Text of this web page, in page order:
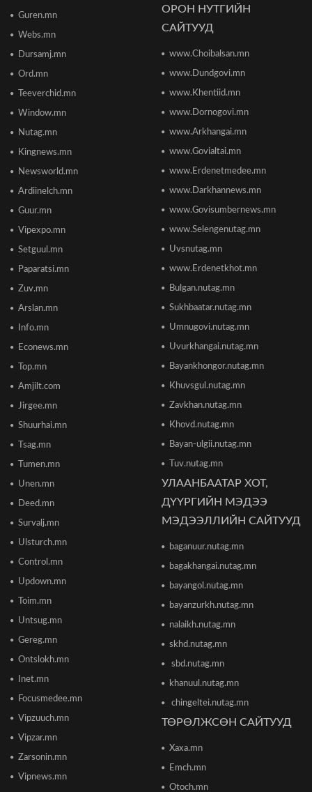
2026/06/19 10:17
Сонсголгүй төрийн СОНСГОЛ-2
Монгол Улсын дэлхийд өрсөлдөх чадвар 75
ТӨВҮҮДИЙН БАЙРШИЛ
2026/06/17 12:20
Отгонтэнгэр хайрханы тахилгад оролцохоор
ирж буй иргэдийн анхааралд
2026/06/16 15:28
Парламент хар тамхины хэргийн ялын
2026/06/16 15:49
Ши Жиньпин Монголд айлчилна
"The MongolZ" баг IEM Cologne Major-2026
тэмцээнийг гуравдугаар шатнаас өндөрлүүллээ
ТЦА: Согтуугаар автомашин жолоодож долоон
тээврийн хэрэгсэл мөргөсөн этгээдийг
2026/06/16 12:47
өсөлтийн төсөөллөө бууруулжээ
бодлогын хүүгээ өсгөжээ
2026/06/12 15:05
цацаж байгаа тул 10-14 хоног ойд чөлөөт
Guren.mn
Webs.mn
Dursamj.mn
Ord.mn
Teeverchid.mn
Window.mn
Nutag.mn
Kingnews.mn
Newsworld.mn
Ardiinelch.mn
Guur.mn
Vipexpo.mn
Setguul.mn
Paparatsi.mn
Zuv.mn
Arslan.mn
Info.mn
Econews.mn
Top.mn
Amjilt.com
Jirgee.mn
Shuurhai.mn
Tsag.mn
Tumen.mn
Unen.mn
Deed.mn
Survalj.mn
Ulsturch.mn
Control.mn
Updown.mn
Toim.mn
Untsug.mn
Gereg.mn
Ontslokh.mn
Inet.mn
Focusmedee.mn
Vipzuuch.mn
Vipzar.mn
Zarsonin.mn
Vipnews.mn
ОРОН НУТГИЙН
САЙТУУД
www.Choibalsan.mn
www.Dundgovi.mn
www.Khentiid.mn
www.Dornogovi.mn
www.Arkhangai.mn
www.Govialtai.mn
www.Erdenetmedee.mn
www.Darkhannews.mn
www.Govisumbernews.mn
www.Selengenutag.mn
Uvsnutag.mn
www.Erdenetkhot.mn
Bulgan.nutag.mn
Sukhbaatar.nutag.mn
Umnugovi.nutag.mn
Uvurkhangai.nutag.mn
Bayankhongor.nutag.mn
Khuvsgul.nutag.mn
Zavkhan.nutag.mn
Khovd.nutag.mn
Bayan-ulgii.nutag.mn
Tuv.nutag.mn
УЛААНБААТАР ХОТ,
ДҮҮРГИЙН МЭДЭЭ
МЭДЭЭЛЛИЙН САЙТУУД
baganuur.nutag.mn
bagakhangai.nutag.mn
bayangol.nutag.mn
bayanzurkh.nutag.mn
nalaikh.nutag.mn
skhd.nutag.mn
sbd.nutag.mn
khanuul.nutag.mn
chingeltei.nutag.mn
ТӨРӨЛЖСӨН САЙТУУД
Xaxa.mn
Emch.mn
Otoch.mn